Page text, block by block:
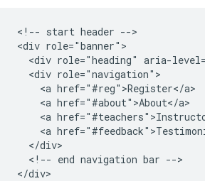
<!-- start header -->
<div role="banner">
<div role="heading" aria-
  <div role="navigation">
    <a href="#reg">Register</a>
    <a href="#about">About</a>
<a
<a
  </div>
  <!-- end navigation bar -->
</div>